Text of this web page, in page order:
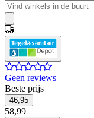
Geen reviews
Beste prijs
46,95
58,99